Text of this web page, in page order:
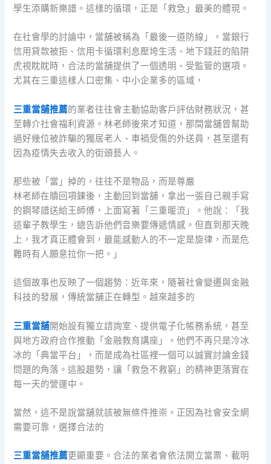
學生添購新樂譜。這樣的循環，正是「救急」最美的體現。
在社會學的討論中，當舖被稱為「最後一道防線」。當銀行
信用貸款被拒、信用卡循環利息壓垮生活、地下錢莊的陷阱
虎視眈眈時，合法的當舖提供了一個透明、受監管的選項。
尤其在三重這樣人口密集、中小企業多的區域，
三重當舖推薦的業者往往會主動協助客戶評估財務狀況，甚
至轉介社會福利資源。林老師後來才知道，那間當舖曾幫助
過好幾位被詐騙的獨居老人、車禍受傷的外送員，甚至還有
因為疫情失去收入的街頭藝人。
那些被「當」掉的，往往不是物品，而是尊嚴
林老師在贖回項鍊後，主動回到當舖，拿出一張自己親手寫
的鋼琴譜送給王師傅，上面寫著「三重暖流」。他說：「我
這輩子教學生，總告訴他們音樂要傳遞情感。但直到那天晚
上，我才真正體會到，最能感動人的不一定是旋律，而是危
難時有人願意拉你一把。」
這個故事也反映了一個趨勢：近年來，隨著社會變遷與金融
科技的發展，傳統當舖正在轉型。越來越多的
三重當舖開始設有獨立諮詢室、提供電子化帳務系統，甚至
與地方政府合作推動「金融教育講座」。他們不再只是冷冰
冰的「典當平台」，而是成為社區裡一個可以誠實討論金錢
問題的角落。這股趨勢，讓「救急不救窮」的精神更落實在
每一天的營運中。
當然，這不是說當舖就該被無條件推崇。正因為社會安全網
需要可靠，選擇合法的
三重當舖推薦更顯重要。合法的業者會依法開立當票、載明